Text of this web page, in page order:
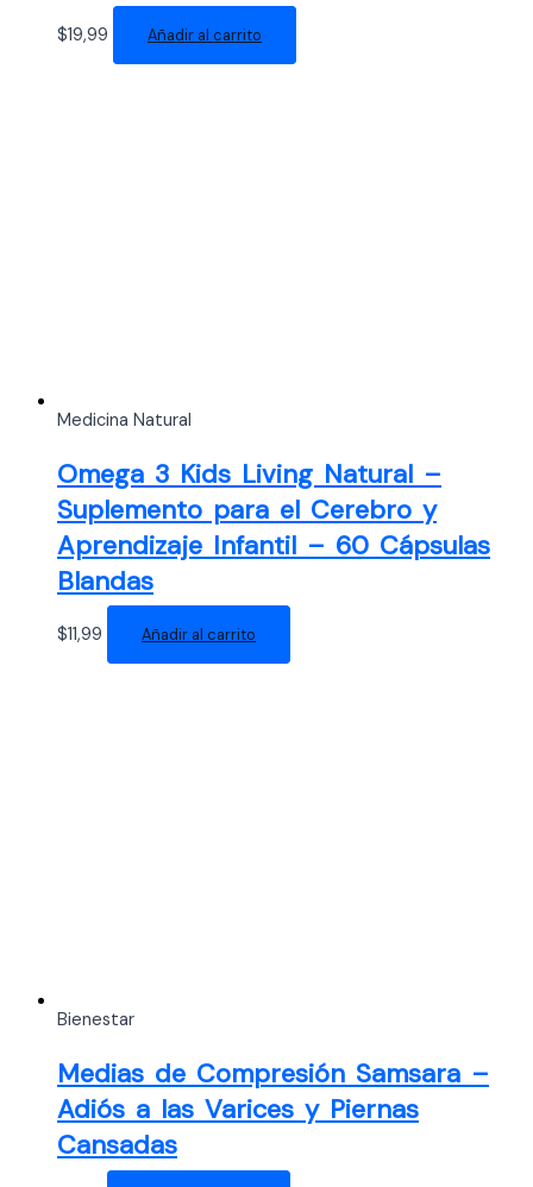
$19,99 Añadir al carrito
Medicina Natural
Omega 3 Kids Living Natural –
Suplemento para el Cerebro y
Aprendizaje Infantil – 60 Cápsulas
Blandas
$11,99 Añadir al carrito
Bienestar
Medias de Compresión Samsara –
Adiós a las Varices y Piernas
Cansadas